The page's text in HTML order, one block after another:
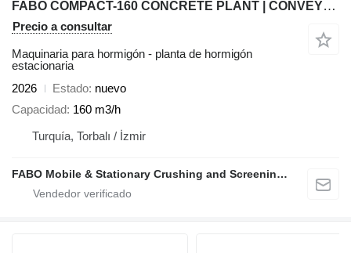
FABO COMPACT-160 CONCRETE PLANT | CONVEYOR TYPE
Precio a consultar
Maquinaria para hormigón - planta de hormigón
estacionaria
2026
Estado nuevo
Capacidad 160 m3/h
Turquía, Torbalı / İzmir
FABO Mobile & Stationary Crushing and Screening Plants | Concrete Batching Plants Manufacturer